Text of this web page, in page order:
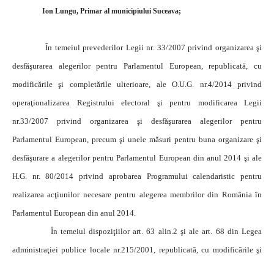
Ion Lungu, Primar al municipiului Suceava;
În temeiul prevederilor Legii nr. 33/2007 privind organizarea şi
desfăşurarea alegerilor pentru Parlamentul European, republicată, cu
modificările şi completările ulterioare, ale O.U.G. nr.4/2014 privind
operaţionalizarea Registrului electoral şi pentru modificarea Legii
nr.33/2007 privind organizarea şi desfăşurarea alegerilor pentru
Parlamentul European, precum şi unele măsuri pentru buna organizare şi
desfăşurare a alegerilor pentru Parlamentul European din anul 2014 şi ale
H.G. nr. 80/2014 privind aprobarea Programului calendaristic pentru
realizarea acţiunilor necesare pentru alegerea membrilor din România în
Parlamentul European din anul 2014.
În temeiul dispoziţiilor art. 63 alin.2 şi ale art. 68 din Legea
administraţiei publice locale nr.215/2001, republicată, cu modificările şi